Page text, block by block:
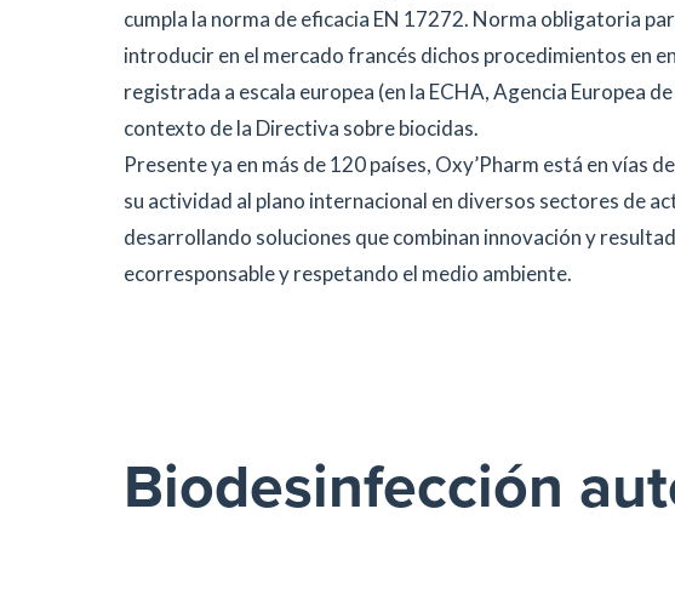
cumpla la norma de eficacia EN 17272. Norma obligatoria
introducir en el mercado francés dichos procedimientos en
registrada a escala europea (en la ECHA, Agencia Europea
contexto de la Directiva sobre biocidas.
Presente ya en más de 120 países, Oxy’Pharm está en vías
su actividad al plano internacional en diversos sectores de
desarrollando soluciones que combinan innovación y
ecorresponsable y respetando el medio ambiente.
Biodesinfección